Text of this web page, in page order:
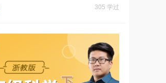
305 学过